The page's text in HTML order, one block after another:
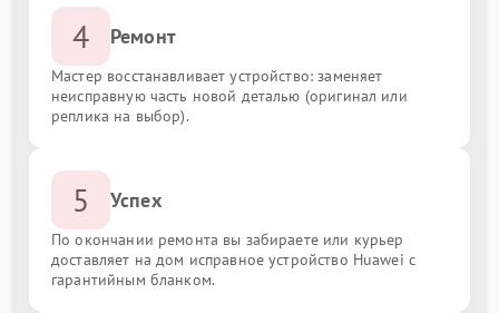
4 Ремонт
Мастер восстанавливает устройство: заменяет
неисправную часть новой деталью (оригинал или
реплика на выбор).
5 Успех
По окончании ремонта вы забираете или курьер
доставляет на дом исправное устройство Huawei с
гарантийным бланком.